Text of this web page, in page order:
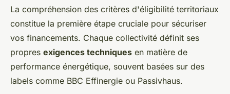
La compréhension des critères d'éligibilité territoriaux
constitue la première étape cruciale pour sécuriser
vos financements. Chaque collectivité définit ses
propres exigences techniques en matière de
performance énergétique, souvent basées sur des
labels comme BBC Effinergie ou Passivhaus.